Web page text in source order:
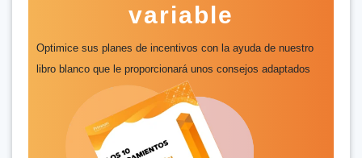
variable
Optimice sus planes de incentivos con la ayuda de nuestro
libro blanco que le proporcionará unos consejos adaptados